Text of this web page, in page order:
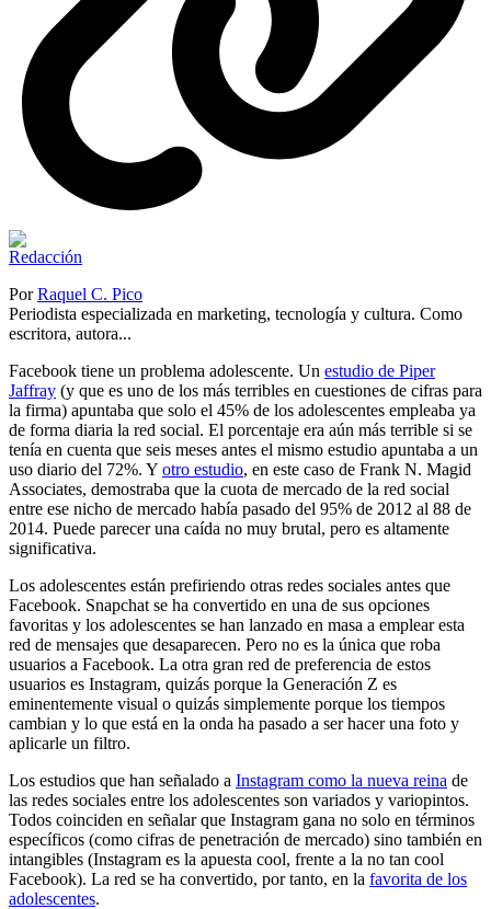
PorRaquel C. Pico
Periodista especializada en marketing, tecnología y cultura. Como
escritora, autora...
Facebook tiene un problema adolescente. Un estudio de Piper
Jaffray (y que es uno de los más terribles en cuestiones de cifras para
la firma) apuntaba que solo el 45% de los adolescentes empleaba ya
de forma diaria la red social. El porcentaje era aún más terrible si se
tenía en cuenta que seis meses antes el mismo estudio apuntaba a un
uso diario del 72%. Y otro estudio, en este caso de Frank N. Magid
Associates, demostraba que la cuota de mercado de la red social
entre ese nicho de mercado había pasado del 95% de 2012 al 88 de
2014. Puede parecer una caída no muy brutal, pero es altamente
significativa.
Los adolescentes están prefiriendo otras redes sociales antes que
Facebook. Snapchat se ha convertido en una de sus opciones
favoritas y los adolescentes se han lanzado en masa a emplear esta
red de mensajes que desaparecen. Pero no es la única que roba
usuarios a Facebook. La otra gran red de preferencia de estos
usuarios es Instagram, quizás porque la Generación Z es
eminentemente visual o quizás simplemente porque los tiempos
cambian y lo que está en la onda ha pasado a ser hacer una foto y
aplicarle un filtro.
Los estudios que han señalado a Instagram como la nueva reina de
las redes sociales entre los adolescentes son variados y variopintos.
Todos coinciden en señalar que Instagram gana no solo en términos
específicos (como cifras de penetración de mercado) sino también en
intangibles (Instagram es la apuesta cool, frente a la no tan cool
Facebook). La red se ha convertido, por tanto, en la favorita de los
adolescentes.